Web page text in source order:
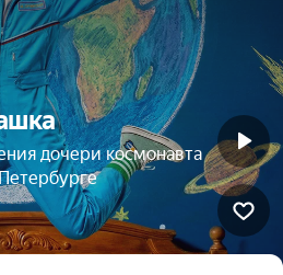
дочери космонавта